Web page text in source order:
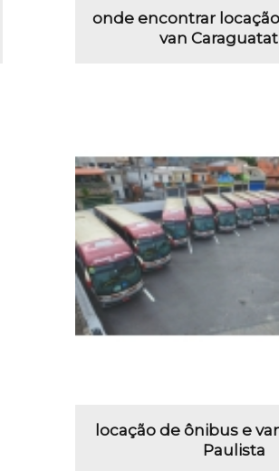
onde encontrar
van
locação de ônibus e
Paulista